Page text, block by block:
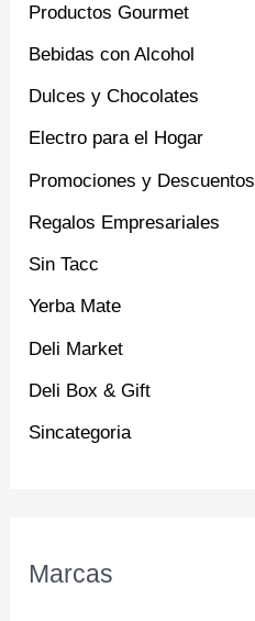
Productos Gourmet
Bebidas con Alcohol
Dulces y Chocolates
Electro para el Hogar
Promociones y Descuentos
Regalos Empresariales
Sin Tacc
Yerba Mate
Deli Market
Deli Box & Gift
Sincategoria
Marcas